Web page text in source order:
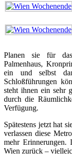
Planen sie für das
Palmenhaus,
ein und selbst
Schloßführungen
steht ihnen ein sehr
durch die
Verfügung.
Spätestens jetzt hat
verlassen diese
mehr Erinnerungen.
Wien zurück –